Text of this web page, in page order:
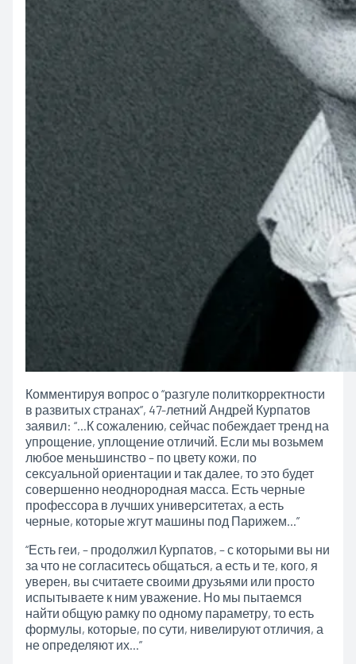
Комментируя вопрос о “разгуле политкорректности
в развитых странах”, 47-летний Андрей Курпатов
заявил: “…К сожалению, сейчас побеждает тренд на
упрощение, уплощение отличий. Если мы возьмем
любое меньшинство – по цвету кожи, по
сексуальной ориентации и так далее, то это будет
совершеннонеоднородная масса. Есть черные
профессора в лучших университетах, а есть
черные, которые жгут машины под Парижем…”
“Есть геи, – продолжил Курпатов, – с которыми вы ни
за что не согласитесь общаться, а есть и те, кого, я
уверен, вы считаете своими друзьями или просто
испытываете к ним уважение. Но мы пытаемся
найти общую рамку по одному параметру, то есть
формулы, которые, по сути, нивелируют отличия, а
не определяют их…”